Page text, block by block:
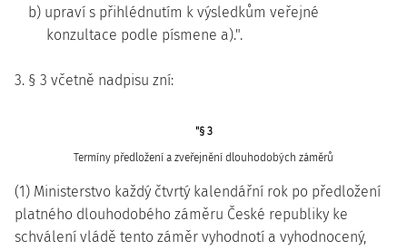
b) upraví s přihlédnutím k výsledkům veřejné
konzultace podle písmene a).".
3. § 3 včetně nadpisu zní:
"§ 3
Termíny předložení a zveřejnění dlouhodobých záměrů
(1) Ministerstvo každý čtvrtý kalendářní rok po předložení
platného dlouhodobého záměru České republiky ke
schválení vládě tento záměr vyhodnotí a vyhodnocený,